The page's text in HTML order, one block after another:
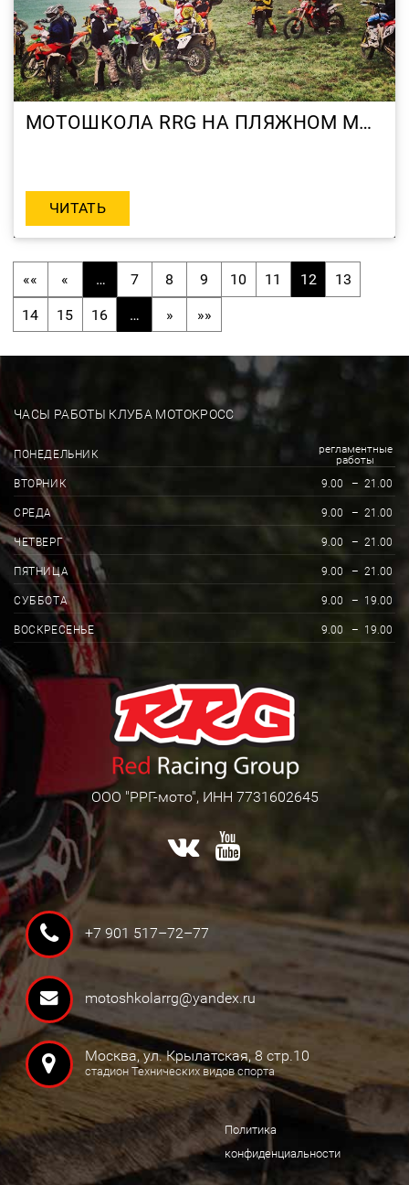
МОТОШКОЛА RRG НА ПЛЯЖНОМ МОТОКРОССЕ «ДРАКИНО-2013»
ЧИТАТЬ
«« « … 7 8 9 10 11 12 13
14 15 16 … » »»
ЧАСЫ РАБОТЫ КЛУБА МОТОКРОСС
ПОНЕДЕЛЬНИК
регламентные
работы
ВТОРНИК
9.00 – 21.00
СРЕДА 9.00 – 21.00
ЧЕТВЕРГ 9.00 – 21.00
ПЯТНИЦА 9.00 – 21.00
СУББОТА 9.00 – 19.00
ВОСКРЕСЕНЬЕ 9.00 – 19.00
ООО "РРГ-мото", ИНН 7731602645
+7 901 517–72–77
motoshkolarrg@yandex.ru
Москва, ул. Крылатская, 8 стр.10
стадион Технических видов спорта
Политика
конфиденциальности